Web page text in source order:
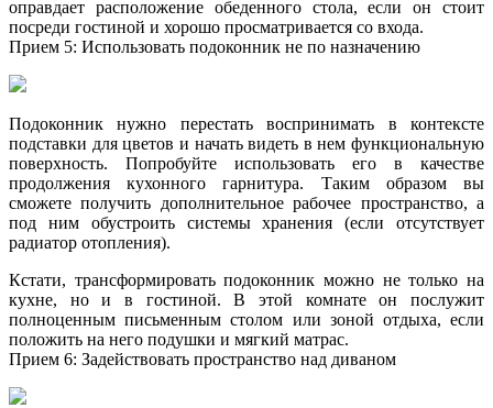
оправдает расположение обеденного стола, если он стоит
посреди гостиной и хорошо просматривается со входа.
Прием 5: Использовать подоконник не по назначению
Подоконник нужно перестать воспринимать в контексте
подставки для цветов и начать видеть в нем функциональную
поверхность. Попробуйте использовать его в качестве
продолжения кухонного гарнитура. Таким образом вы
сможете получить дополнительное рабочее пространство, а
под ним обустроить системы хранения (если отсутствует
радиатор отопления).
Кстати, трансформировать подоконник можно не только на
кухне, но и в гостиной. В этой комнате он послужит
полноценным письменным столом или зоной отдыха, если
положить на него подушки и мягкий матрас.
Прием 6: Задействовать пространство над диваном